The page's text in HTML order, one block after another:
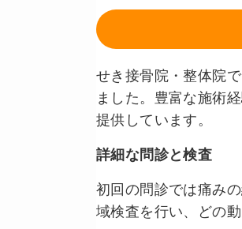
せき接骨院・整体院
ました。豊富な施術
提供しています。
詳細な問診と検査
初回の問診では痛み
域検査を行い、どの